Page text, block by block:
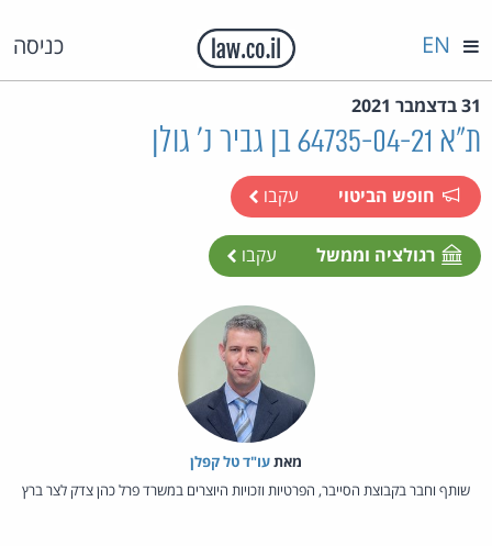
כניסה EN
31 בדצמבר 2021
ת"א 64735-04-21 בן גביר נ' גולן
חופש הביטוי עקבו
רגולציה וממשל עקבו
מאת‏עו"ד טל קפלן
שותף וחבר בקבוצת הסייבר, הפרטיות וזכויות היוצרים במשרד פרל כהן צדק לצר ברץ